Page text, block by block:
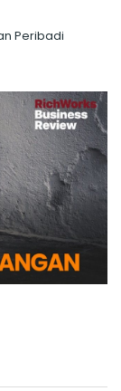
Peribadi